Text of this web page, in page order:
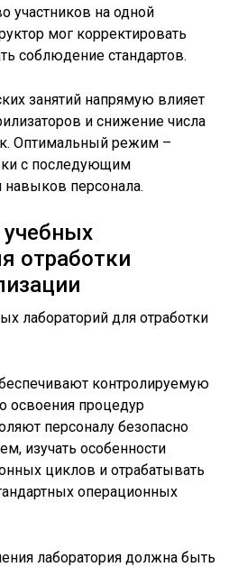
участников на одной
мог корректировать
соблюдение стандартов.
занятий напрямую влияет
и снижение числа
Оптимальный режим –
с последующим
навыков персонала.
отработки
контролируемую
освоения процедур
персоналу безопасно
изучать особенности
циклов и отрабатывать
операционных
лаборатория должна быть